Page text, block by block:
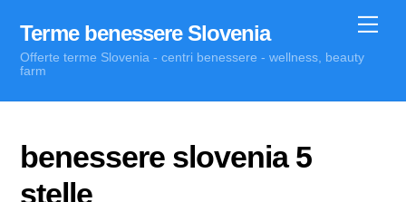
content
Terme benessere Slovenia
Offerte terme Slovenia - centri benessere - wellness, beauty
farm
benessere slovenia 5
stelle